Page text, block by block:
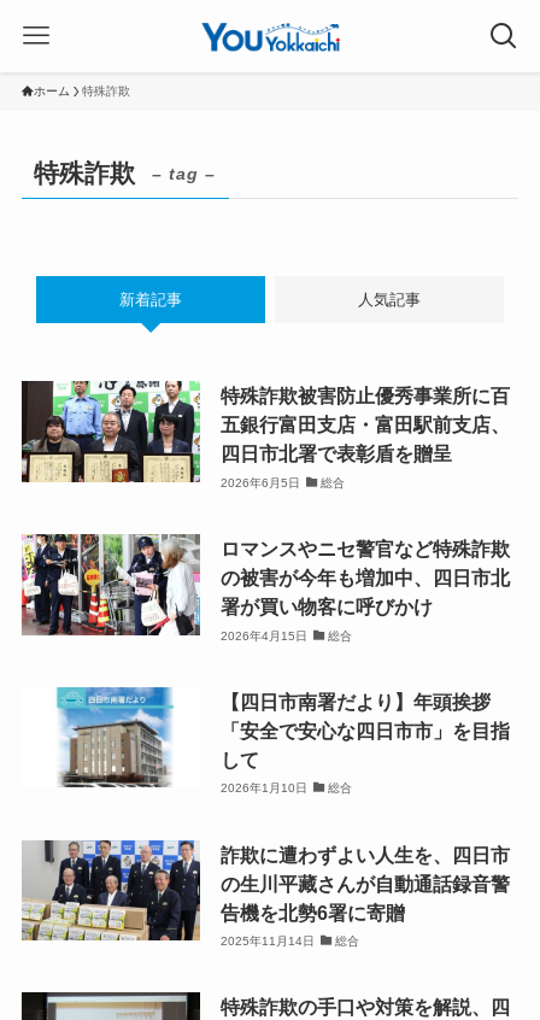
ホーム 特殊詐欺
特殊詐欺 – tag –
新着記事 人気記事
特殊詐欺被害防止優秀事業所に百
五銀行富田支店・富田駅前支店、
四日市北署で表彰盾を贈呈
2026年6月5日 総合
ロマンスやニセ警官など特殊詐欺
の被害が今年も増加中、四日市北
署が買い物客に呼びかけ
2026年4月15日 総合
【四日市南署だより】年頭挨拶
「安全で安心な四日市市」を目指
して
2026年1月10日 総合
詐欺に遭わずよい人生を、四日市
の生川平藏さんが自動通話録音警
告機を北勢6署に寄贈
2025年11月14日 総合
特殊詐欺の手口や対策を解説、四